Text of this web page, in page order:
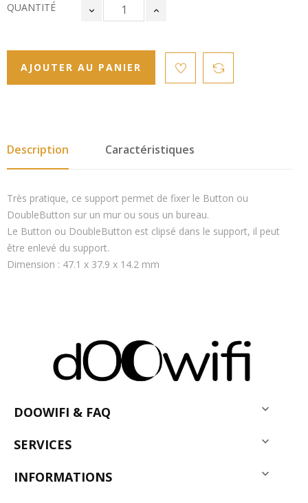
QUANTITÉ
AJOUTER AU PANIER
Description Caractéristiques
Très pratique, ce support permet de fixer le Button ou
DoubleButton sur un mur ou sous un bureau.
Le Button ou DoubleButton est clipsé dans le support, il peut
être enlevé du support.
Dimension : 47.1 x 37.9 x 14.2 mm
DOOWIFI & FAQ 
SERVICES 
INFORMATIONS 